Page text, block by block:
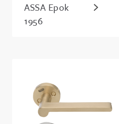
ASSA Epok
1956